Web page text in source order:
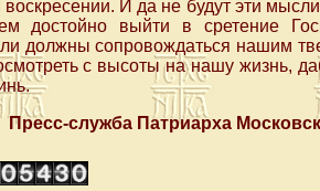
И да не будут эти
достойно выйти в сретение
должны сопровождаться нашим
с высоты на нашу жизнь,
Пресс-служба Патриарха